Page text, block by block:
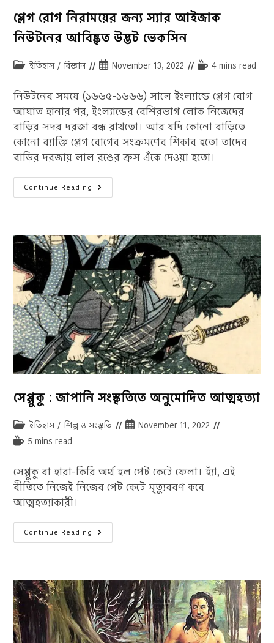
প্লেগ রোগ নিরাময়ের জন্য স্যার আইজাক
নিউটনের আবিষ্কৃত উদ্ভট ভেকসিন
Postইতিহাস / বিজ্ঞান
PostNovember 13, 2022
Reading4 mins read
নিউটনের সময়ে (১৬৬৫-১৬৬৬) সালে ইংল্যান্ডে প্লেগ রোগ
আঘাত হানার পর, ইংল্যান্ডের বেশিরভাগ লোক নিজেদের
বাড়ির সদর দরজা বন্ধ রাখতো। আর যদি কোনো বাড়িতে
কোনো ব্যাক্তি প্লেগ রোগের সংক্রমণের শিকার হতো তাদের
বাড়ির দরজায় লাল রঙের ক্রস এঁকে দেওয়া হতো।
Continue Reading প্লেগ
রোগ
নিউটনের
আবিষ্কৃত
উদ্ভট
ভেকসিন
সেপ্পুকু : জাপানি সংস্কৃতিতে অনুমোদিত আত্মহত্যা
Post
category:
ইতিহাস / শিল্প ও সংস্কৃতি
PostNovember 11, 2022
Reading5 mins read
সেপ্পুকু বা হারা-কিরি অর্থ হল পেট কেটে ফেলা। হ্যাঁ, এই
রীতিতে নিজেই নিজের পেট কেটে মৃত্যুবরণ করে
আত্মহত্যাকারী।
Continue Reading সেপ্পুকু
: